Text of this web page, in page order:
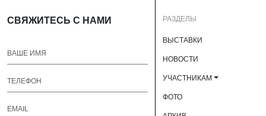
СВЯЖИТЕСЬ С НАМИ РАЗДЕЛЫ
ВЫСТАВКИ
НОВОСТИ
УЧАСТНИКАМ
ФОТО